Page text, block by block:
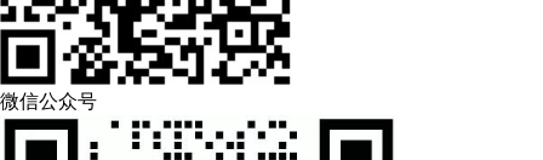
微信公众号